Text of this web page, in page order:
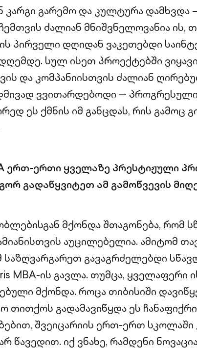
კარგი გარემო და კულტურა
ძალიან მნიშვნელოვანია ის,
პირველი დღიდან ვაკეთებდი
სულ ისეთ პროექტებში
და კომპანიისთვის ძალიან
ვვითარდებოდი —
ეს ქმნის იმ განცდას, რის გამოც
ერთ-ერთი ყველაზე პრესტიჟული
გადაწყვიტეთ ამ გამოწვევის
მქონდა შთაგონება, რომ
აუცილებელია. ამიტომ
გავაგრძელებდი
MBA-ის გავლა. თუმცა, ყველაფერი
მქონდა. როცა თიბისიში
თითქოს გადამავიწყდა ეს ჩანაფიქრი.
შვეიცარიის ერთ-ერთ სკოლაში
წავედით. იქ ვნახე, რამდენი